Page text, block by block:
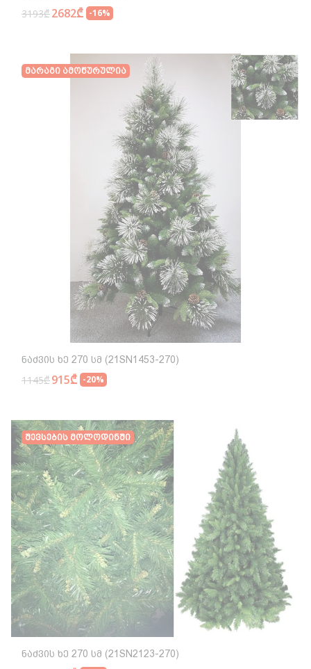
3193₾2682₾ -16%
Მარაგი Ამოწურულია
Ნაძვის Ხე 270 Სმ (21SN1453-270)
1145₾915₾ -20%
Შევსების Მოლოდინში
Ნაძვის Ხე 270 Სმ (21SN2123-270)